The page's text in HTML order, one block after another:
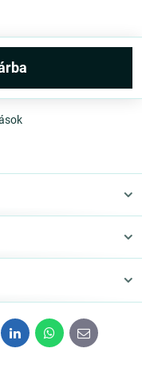
LinkedInWhatsApp
E-
mail